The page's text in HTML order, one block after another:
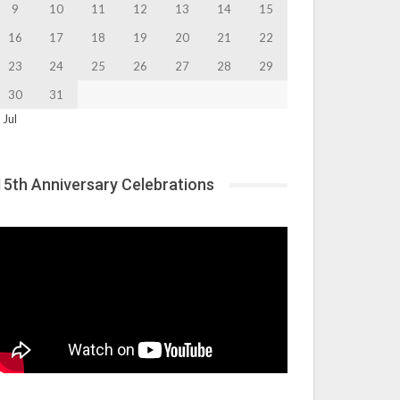
9 10 11 12 13 14
15
16
17 18 19 20 21
22
23
24 25 26 27 28
29
30
31
Jul
Anniversary Celebrations